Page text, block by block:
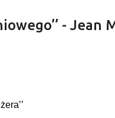
- Jean